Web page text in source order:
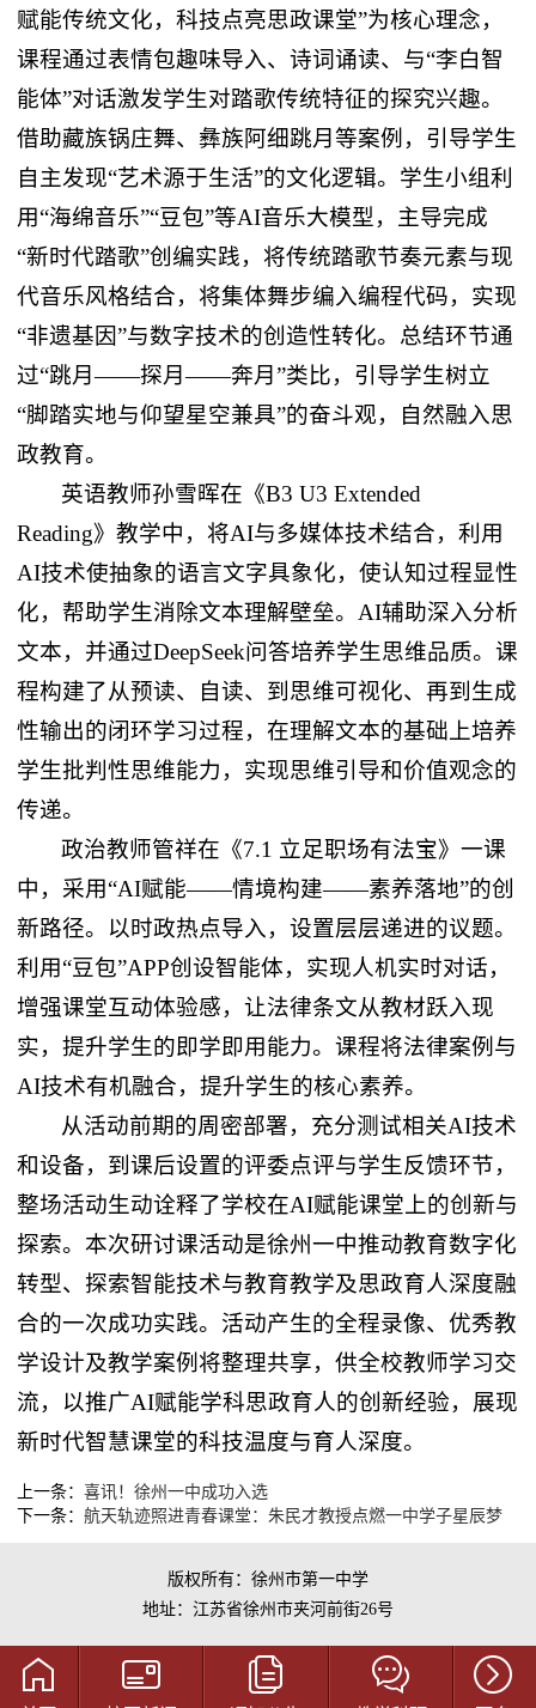
赋能传统文化，科技点亮思政课堂”为核心理念，
课程通过表情包趣味导入、诗词诵读、与“李白智
能体”对话激发学生对踏歌传统特征的探究兴趣。
借助藏族锅庄舞、彝族阿细跳月等案例，引导学生
自主发现“艺术源于生活”的文化逻辑。学生小组利
用“海绵音乐”“豆包”等AI音乐大模型，主导完成
“新时代踏歌”创编实践，将传统踏歌节奏元素与现
代音乐风格结合，将集体舞步编入编程代码，实现
“非遗基因”与数字技术的创造性转化。总结环节通
过“跳月——探月——奔月”类比，引导学生树立
“脚踏实地与仰望星空兼具”的奋斗观，自然融入思
政教育。
英语教师孙雪晖在《B3 U3 Extended
Reading》教学中，将AI与多媒体技术结合，利用
AI技术使抽象的语言文字具象化，使认知过程显性
化，帮助学生消除文本理解壁垒。AI辅助深入分析
文本，并通过DeepSeek问答培养学生思维品质。课
程构建了从预读、自读、到思维可视化、再到生成
性输出的闭环学习过程，在理解文本的基础上培养
学生批判性思维能力，实现思维引导和价值观念的
传递。
政治教师管祥在《7.1 立足职场有法宝》一课
中，采用“AI赋能——情境构建——素养落地”的创
新路径。以时政热点导入，设置层层递进的议题。
利用“豆包”APP创设智能体，实现人机实时对话，
增强课堂互动体验感，让法律条文从教材跃入现
实，提升学生的即学即用能力。课程将法律案例与
AI技术有机融合，提升学生的核心素养。
从活动前期的周密部署，充分测试相关AI技术
和设备，到课后设置的评委点评与学生反馈环节，
整场活动生动诠释了学校在AI赋能课堂上的创新与
探索。本次研讨课活动是徐州一中推动教育数字化
转型、探索智能技术与教育教学及思政育人深度融
合的一次成功实践。活动产生的全程录像、优秀教
学设计及教学案例将整理共享，供全校教师学习交
流，以推广AI赋能学科思政育人的创新经验，展现
新时代智慧课堂的科技温度与育人深度。
上一条： 喜讯！徐州一中成功入选
下一条： 航天轨迹照进青春课堂：朱民才教授点燃一中学子星辰梦
版权所有：徐州市第一中学
地址：江苏省徐州市夹河前街26号